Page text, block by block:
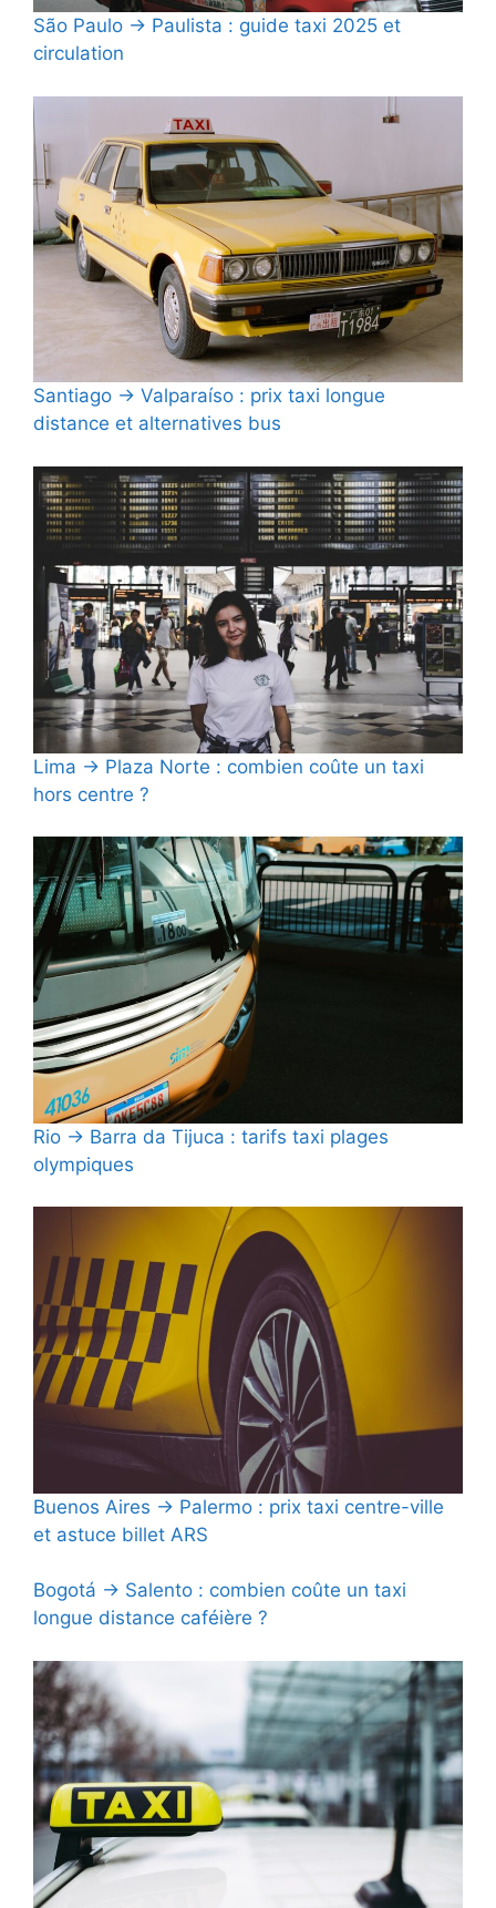
São Paulo → Paulista : guide taxi 2025 et
circulation
Santiago → Valparaíso : prix taxi longue
distance et alternatives bus
Lima → Plaza Norte : combien coûte un taxi
hors centre ?
Rio → Barra da Tijuca : tarifs taxi plages
olympiques
Buenos Aires → Palermo : prix taxi centre-ville
et astuce billet ARS
Bogotá → Salento : combien coûte un taxi
longue distance caféière ?